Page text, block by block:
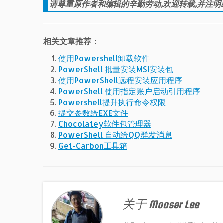
请尊重原作者和编辑的辛勤劳动,欢迎转载,并注明
相关文章推荐：
使用Powershell卸载软件
PowerShell 批量安装MSI安装包
使用PowerShell远程安装应用程序
PowerShell 使用指定账户启动引用程序
Powershell提升执行命令权限
提交参数给EXE文件
Chocolatey软件包管理器
PowerShell 自动给QQ群发消息
Get-Carbon工具箱
关于 Mooser Lee